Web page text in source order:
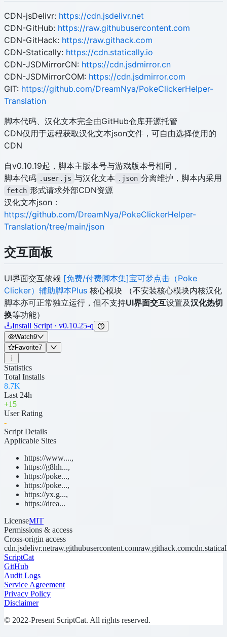
CDN-jsDelivr: https://cdn.jsdelivr.net
CDN-GitHub: https://raw.githubusercontent.com
CDN-GitHack: https://raw.githack.com
CDN-Statically: https://cdn.statically.io
CDN-JSDMirrorCN: https://cdn.jsdmirror.cn
CDN-JSDMirrorCOM: https://cdn.jsdmirror.com
GIT: https://github.com/DreamNya/PokeClickerHelper-
Translation
脚本代码、汉化文本完全由GitHub仓库开源托管
CDN仅用于远程获取汉化文本json文件，可自由选择使用的
CDN
自v0.10.19起，脚本主版本号与游戏版本号相同，
脚本代码 .user.js 与汉化文本 .json 分离维护，脚本内采用
fetch 形式请求外部CDN资源
汉化文本json：
https://github.com/DreamNya/PokeClickerHelper-
Translation/tree/main/json
交互面板
UI界面交互依赖 [免费/付费脚本集]宝可梦点击（Poke
Clicker）辅助脚本Plus 核心模块 （不安装核心模块内核汉化
脚本亦可正常独立运行，但不支持UI界面交互设置及汉化热切
换等功能）
Install Script · v0.10.25-q
Watch9
Favorite7
Statistics
Total Installs
8.7K
Last 24h
+15
User Rating
-
Script Details
Applicable Sites
https://www....,
https://g8hh...,
https://poke...,
https://poke...,
https://yx.g...,
https://drea...
LicenseMIT
Permissions & access
Cross-origin access
cdn.jsdelivr.netraw.githubusercontent.comraw.githack.com
ScriptCat
GitHub
Audit Logs
Service Agreement
Privacy Policy
Disclaimer
© 2022-Present ScriptCat. All rights reserved.